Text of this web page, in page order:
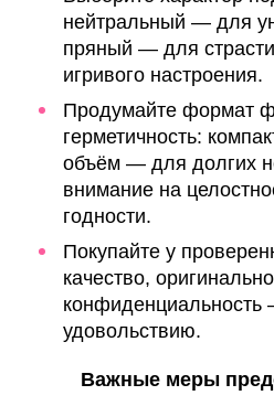
нейтральный — для
пряный — для
игривого настроения.
Продумайте формат
герметичность:
объём — для долгих
внимание на
годности.
Покупайте у
качество,
конфиденциальность
удовольствию.
Важные меры